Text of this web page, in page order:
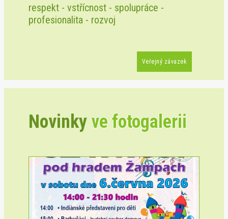
respekt - vstřícnost - spolupráce -
profesionalita - rozvoj
Veřejný závazek
Novinkyve fotogalerii